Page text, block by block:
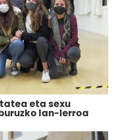
eta sexu
lan-lerroa